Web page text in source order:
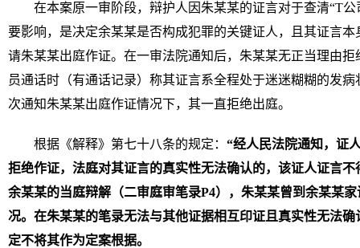
在本案原一审阶段，辩护人因朱某某的证言对于查清“T
要影响，是决定余某某是否构成犯罪的关键证人，且其证言
请朱某某出庭作证。在一审法院通知后，朱某某无正当理由
员通话时（有通话记录）称其证言系全程处于迷迷糊糊的发
次通知朱某某出庭作证情况下，其一直拒绝出庭。
根据《解释》第七十八条的规定： “经人民法院通知，证
拒绝作证，法庭对其证言的真实性无法确认的，该证人证言
余某某的当庭辩解（二审庭审笔录P4），朱某某曾到余某某
况。在朱某某的笔录无法与其他证据相互印证且真实性无法
定不将其作为定案根据。